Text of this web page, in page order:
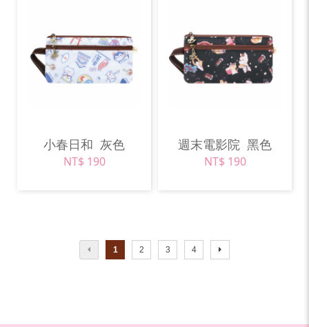
小春日和 灰色
NT$ 190
週末電影院 黑色
NT$ 190
1 2 3 4